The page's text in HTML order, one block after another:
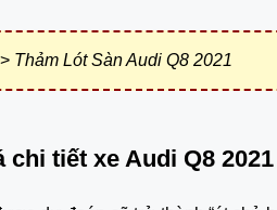
Thảm Lót Sàn Audi Q8 2021
chi tiết xe Audi Q8 2021